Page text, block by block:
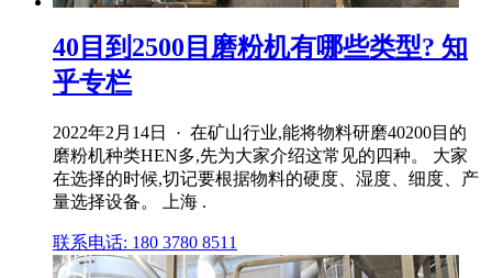
40目到2500目磨粉机有哪些类型? 知
乎专栏
2022年2月14日 · 在矿山行业,能将物料研磨40200目的
磨粉机种类HEN多,先为大家介绍这常见的四种。 大家
在选择的时候,切记要根据物料的硬度、湿度、细度、产
量选择设备。 上海 .
联系电话: 180 3780 8511